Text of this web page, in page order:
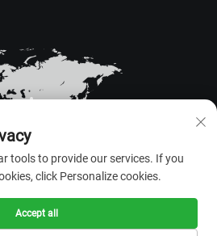
Co.,
tools to provide our services. If you
click Personalize cookies.
Accept all